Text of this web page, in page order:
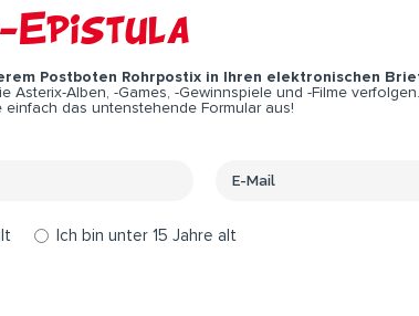
Epistula
Postboten Rohrpostix in Ihren elektronischen
Alben, -Games, -Gewinnspiele und -Filme verfolgen.
das untenstehende Formular aus!
Ich bin unter 15 Jahre alt